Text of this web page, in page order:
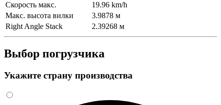
Скорость макс.
19.96 km/h
Макс. высота вилки
3.9878 м
Right Angle Stack
2.39268 м
Выбор погрузчика
Укажите страну производства